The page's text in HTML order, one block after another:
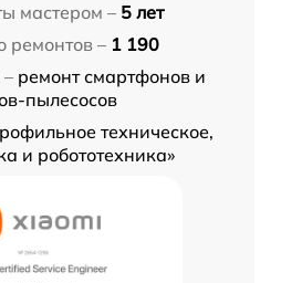
мастером – 5 лет
ремонтов – 1 190
ремонт смартфонов и
пылесосов
техническое,
и робототехника»